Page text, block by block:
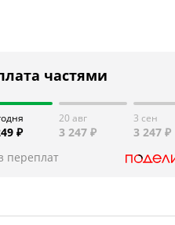
частями
₽
20 авг
3 247 ₽
3 сен
3 247 ₽
переплат